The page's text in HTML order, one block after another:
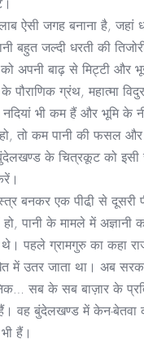
ऐसी जगह बनाना है, जहां
जल्दी धरती की
अपनी बाढ़ से मिट्टी
ग्रंथ, महात्मा
भी कम हैं और भूमि के
हो, तो कम पानी की फसल
बुंदेलखण्ड के चित्रकूट को
बनकर एक पीढी़ से
पानी के मामले में अज्ञानी
थे। पहले ग्रामगुरु का कहा
में उतर जाता था। अब
सब के सब बाज़ार के
वह बुंदेलखण्ड में केन-
हैं।